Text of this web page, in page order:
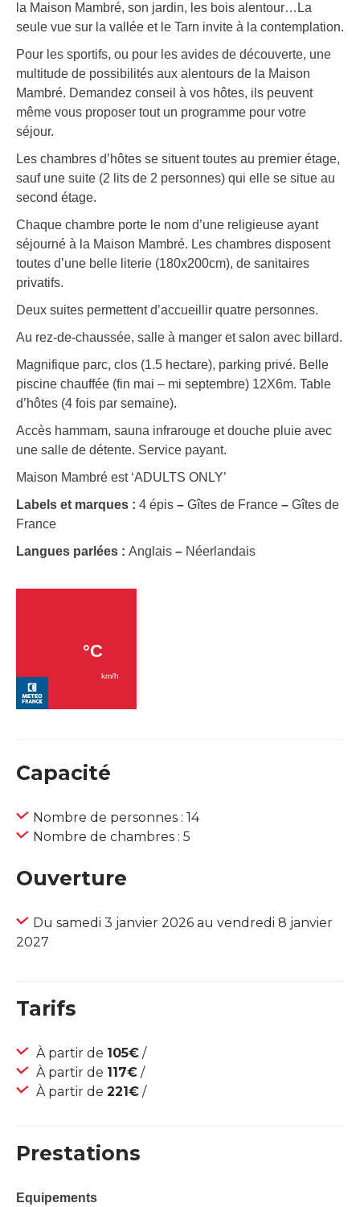
la Maison Mambré, son jardin, les bois alentour…La
seule vue sur la vallée et le Tarn invite à la contemplation.
Pour les sportifs, ou pour les avides de découverte, une
multitude de possibilités aux alentours de la Maison
Mambré. Demandez conseil à vos hôtes, ils peuvent
même vous proposer tout un programme pour votre
séjour.
Les chambres d’hôtes se situent toutes au premier étage,
sauf une suite (2 lits de 2 personnes) qui elle se situe au
second étage.
Chaque chambre porte le nom d’une religieuse ayant
séjourné à la Maison Mambré. Les chambres disposent
toutes d’une belle literie (180x200cm), de sanitaires
privatifs.
Deux suites permettent d’accueillir quatre personnes.
Au rez-de-chaussée, salle à manger et salon avec billard.
Magnifique parc, clos (1.5 hectare), parking privé. Belle
piscine chauffée (fin mai – mi septembre) 12X6m. Table
d’hôtes (4 fois par semaine).
Accès hammam, sauna infrarouge et douche pluie avec
une salle de détente. Service payant.
Maison Mambré est ‘ADULTS ONLY’
Labels et marques : 4 épis – Gîtes de France – Gîtes de
France
Langues parlées : Anglais – Néerlandais
Capacité
Nombre de personnes : 14
Nombre de chambres : 5
Ouverture
Du samedi 3 janvier 2026 au vendredi 8 janvier
2027
Tarifs
À partir de 105€ /
À partir de 117€ /
À partir de 221€ /
Prestations
Equipements